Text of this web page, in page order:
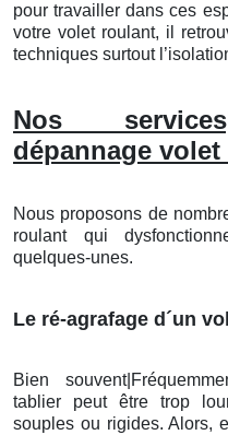
pour travailler dans ces
votre volet roulant, il
techniques surtout
Nos
dépannage
Nous proposons de
roulant qui
quelques-unes.
Le ré-agrafage d´un
Bien
tablier peut être trop
souples ou rigides. Alors,